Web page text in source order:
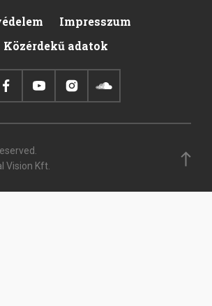
Impresszum
Közérdekű adatok
Vision Kft.